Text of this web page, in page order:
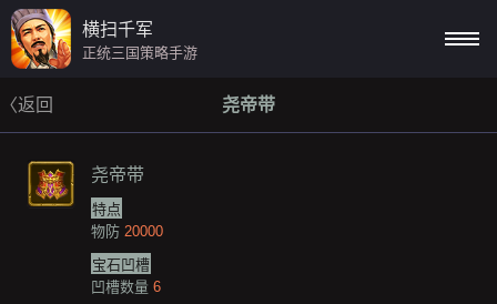
横扫千军
正统三国策略手游
〈返回 尧帝带
尧帝带
特点
物防 20000
宝石凹槽
凹槽数量 6